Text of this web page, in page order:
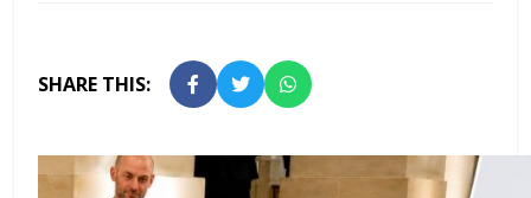
SHARE THIS: